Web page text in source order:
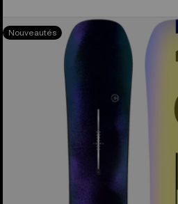
Burton
- Planche
Custom pour
Nouveautés